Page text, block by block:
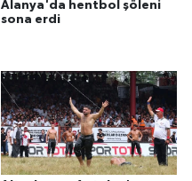
Alanya'da hentbol şöleni
sona erdi